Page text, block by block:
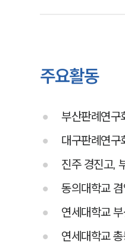
주요활동
부산판례연구
대구판례연구
진주 경진고,
동의대학교
연세대학교
연세대학교